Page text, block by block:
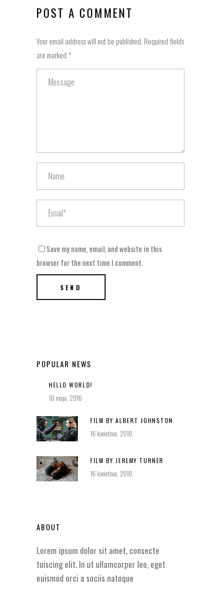
POST A COMMENT
Your email address will not be published. Required fields
are marked *
Save my name, email, and website in this
browser for the next time I comment.
POPULAR NEWS
HELLO WORLD!
10 maja, 2016
FILM BY ALBERT JOHNSTON
16 kwietnia, 2018
FILM BY JEREMY TURNER
16 kwietnia, 2018
ABOUT
Lorem ipsum dolor sit amet, consecte
tuiscing elit. In ut ullamcorper leo, eget
euismod orci a sociis natoque